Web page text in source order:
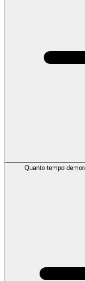
Quanto tempo